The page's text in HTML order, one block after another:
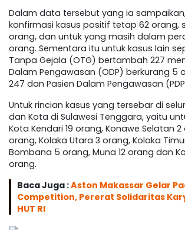
Dalam data tersebut yang ia
konfirmasi kasus positif tetap 62 orang,
orang, dan untuk yang masih dalam
orang. Sementara itu untuk kasus lain
Tanpa Gejala (OTG) bertambah 227
Dalam Pengawasan (ODP) berkurang 5
247 dan Pasien Dalam Pengawasan
Untuk rincian kasus yang tersebar di
dan Kota di Sulawesi Tenggara, yaitu
Kota Kendari 19 orang, Konawe Selatan
orang, Kolaka Utara 3 orang, Kolaka
Bombana 5 orang, Muna 12 orang dan
orang.
Baca Juga :Aston Makassar Gelar
Competition, Pererat Solidaritas
HUT RI